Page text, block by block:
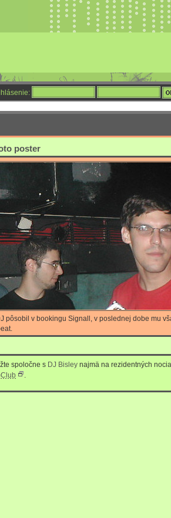
poster
pôsobil v bookingu Signall, v poslednej dobe mu
spoločne s DJ Bisley najmä na rezidentných
.